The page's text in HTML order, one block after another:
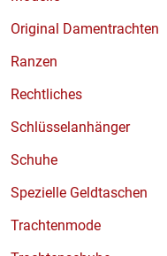
Original Damentrachten
Ranzen
Rechtliches
Schlüsselanhänger
Schuhe
Spezielle Geldtaschen
Trachtenmode